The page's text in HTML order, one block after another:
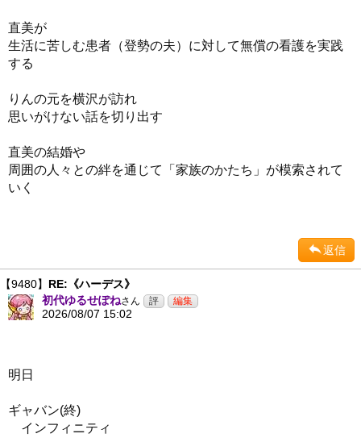
直美が
生活に苦しむ患者（登勢の夫）に対して無償の看護を実践
する
りんの元を横沢が訪れ
思いがけない話を切り出す
直美の結婚や
周囲の人々との絆を通じて「家族のかたち」が模索されて
いく
返信
【9480】 RE:《ハーデス》
初代ゆるせぽねさん
2026/08/07 15:02
明日
ギャバン(終)
インフィニティ